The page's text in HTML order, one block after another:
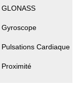
GLONASS
Gyroscope
Pulsations Cardiaque
Proximité